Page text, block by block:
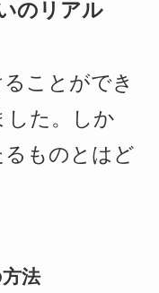
のリアル
ことができ
した。しか
るものとはど
法